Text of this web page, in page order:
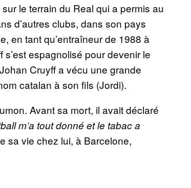
le terrain du Real qui a permis au
d’autres clubs, dans son pays
en tant qu’entraîneur de 1988 à
espagnolisé pour devenir le
Cruyff a vécu une grande
catalan à son fils (Jordi).
Avant sa mort, il avait déclaré
m’a tout donné et le tabac a
sa vie chez lui, à Barcelone,